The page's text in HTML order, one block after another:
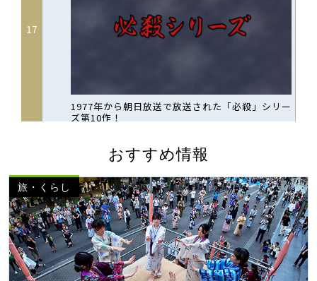
おすすめ情報
旅・くらし